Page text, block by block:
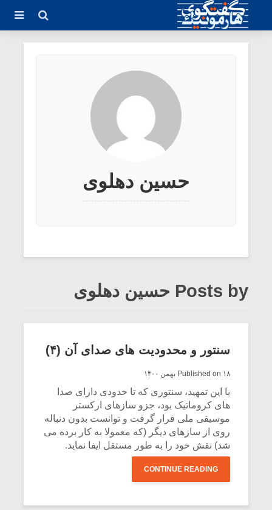
حسین دهلوی
Posts by حسین دهلوی
سنتور و محدودیت‌ های صدای آن (۴)
Published on ۱۸ بهمن ۱۴۰۰
با این تمهید، سنتوری که تا حدودی دارای صدا
های کروماتیک بود، جزو سازهای ارکستر
موسیقی ملی قرار گرفت و توانست بدون دنباله
روی از سازهای دیگر (که معمولا به کار برده می
شد) نقش خود را به طور مستقل ایفا نماید.
CONTINUE READING